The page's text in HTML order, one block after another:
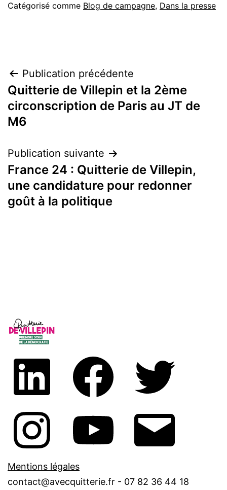
Catégorisé comme Blog de campagne, Dans la presse
Navigation
de
l’article
Publication précédente
Quitterie de Villepin et la 2ème
circonscription de Paris au JT de
M6
Publication suivante
France 24 : Quitterie de Villepin,
une candidature pour redonner
goût à la politique
Mentions légales
contact@avecquitterie.fr - 07 82 36 44 18